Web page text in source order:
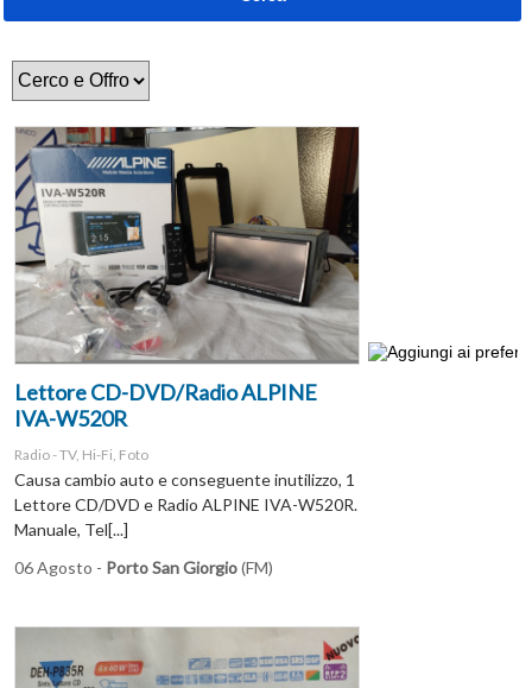
Lettore CD-DVD/Radio ALPINE
IVA-W520R
Radio - TV, Hi-Fi, Foto
Causa cambio auto e conseguente inutilizzo, 1
Lettore CD/DVD e Radio ALPINE IVA-W520R.
Manuale, Tel[...]
06 Agosto - Porto San Giorgio(FM)